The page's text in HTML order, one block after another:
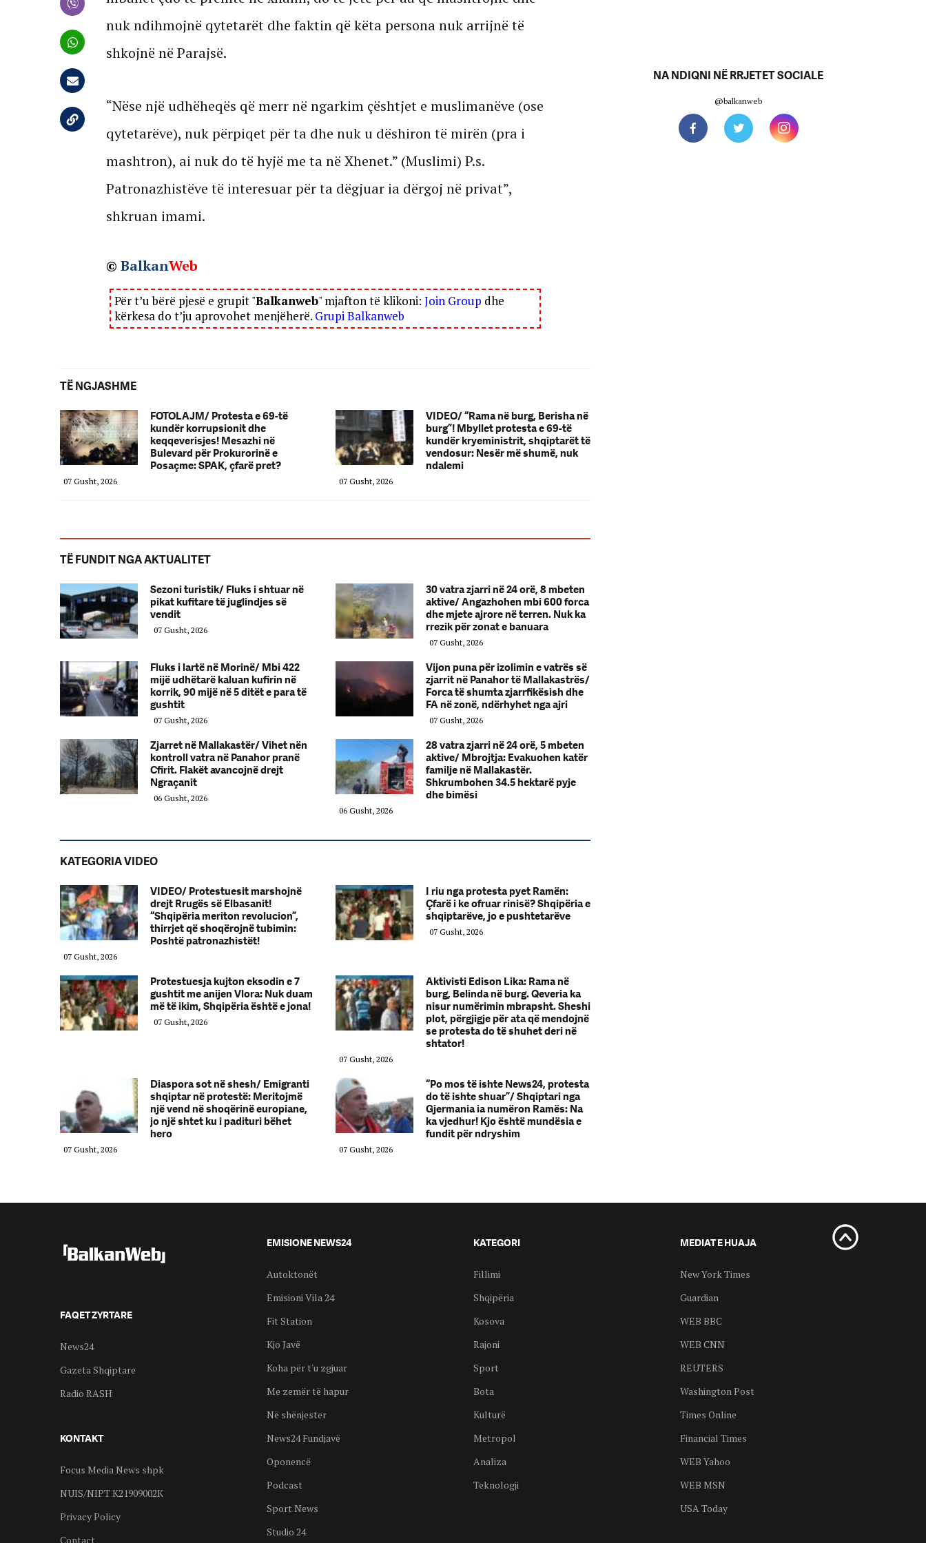
nuk ndihmojnë qytetarët dhe faktin që këta persona nuk arrijnë të
shkojnë në Parajsë.
“Nëse një udhëheqës që merr në ngarkim çështjet e muslimanëve (ose
qytetarëve), nuk përpiqet për ta dhe nuk u dëshiron të mirën (pra i
mashtron), ai nuk do të hyjë me ta në Xhenet.” (Muslimi) P.s.
Patronazhistëve të interesuar për ta dëgjuar ia dërgoj në privat”,
shkruan imami.
© BalkanWeb
Për t’u bërë pjesë e grupit "Balkanweb" mjafton të klikoni: Join Group dhe
kërkesa do t’ju aprovohet menjëherë. Grupi Balkanweb
TË NGJASHME
FOTOLAJM/ Protesta e 69-të
kundër korrupsionit dhe
keqqeverisjes! Mesazhi në
Bulevard për Prokurorinë e
Posaçme: SPAK, çfarë pret?
07 Gusht, 2026
VIDEO/ “Rama në burg, Berisha në
burg”! Mbyllet protesta e 69-të
kundër kryeministrit, shqiptarët të
vendosur: Nesër më shumë, nuk
ndalemi
07 Gusht, 2026
TË FUNDIT NGA AKTUALITET
Sezoni turistik/ Fluks i shtuar në
pikat kufitare të juglindjes së
vendit
07 Gusht, 2026
30 vatra zjarri në 24 orë, 8 mbeten
aktive/ Angazhohen mbi 600 forca
dhe mjete ajrore në terren. Nuk ka
rrezik për zonat e banuara
07 Gusht, 2026
Fluks i lartë në Morinë/ Mbi 422
mijë udhëtarë kaluan kufirin në
korrik, 90 mijë në 5 ditët e para të
gushtit
07 Gusht, 2026
Vijon puna për izolimin e vatrës së
zjarrit në Panahor të Mallakastrës/
Forca të shumta zjarrfikësish dhe
FA në zonë, ndërhyhet nga ajri
07 Gusht, 2026
Zjarret në Mallakastër/ Vihet nën
kontroll vatra në Panahor pranë
Cfirit. Flakët avancojnë drejt
Ngraçanit
06 Gusht, 2026
28 vatra zjarri në 24 orë, 5 mbeten
aktive/ Mbrojtja: Evakuohen katër
familje në Mallakastër.
Shkrumbohen 34.5 hektarë pyje
dhe bimësi
06 Gusht, 2026
KATEGORIA VIDEO
VIDEO/ Protestuesit marshojnë
drejt Rrugës së Elbasanit!
“Shqipëria meriton revolucion”,
thirrjet që shoqërojnë tubimin:
Poshtë patronazhistët!
07 Gusht, 2026
I riu nga protesta pyet Ramën:
Çfarë i ke ofruar rinisë? Shqipëria e
shqiptarëve, jo e pushtetarëve
07 Gusht, 2026
Protestuesja kujton eksodin e 7
gushtit me anijen Vlora: Nuk duam
më të ikim, Shqipëria është e jona!
07 Gusht, 2026
Aktivisti Edison Lika: Rama në
burg, Belinda në burg. Qeveria ka
nisur numërimin mbrapsht. Sheshi
plot, përgjigje për ata që mendojnë
se protesta do të shuhet deri në
shtator!
07 Gusht, 2026
Diaspora sot në shesh/ Emigranti
shqiptar në protestë: Meritojmë
një vend në shoqërinë europiane,
jo një shtet ku i padituri bëhet
hero
07 Gusht, 2026
“Po mos të ishte News24, protesta
do të ishte shuar”/ Shqiptari nga
Gjermania ia numëron Ramës: Na
ka vjedhur! Kjo është mundësia e
fundit për ndryshim
07 Gusht, 2026
NA NDIQNI NË RRJETET SOCIALE
@balkanweb
FAQET ZYRTARE
News24
Gazeta Shqiptare
Radio RASH
KONTAKT
Focus Media News shpk
NUIS/NIPT K21909002K
Privacy Policy
Contact
EMISIONE NEWS24
Autoktonët
Emisioni Vila 24
Fit Station
Kjo Javë
Koha për t'u zgjuar
Me zemër të hapur
Në shënjester
News24 Fundjavë
Oponencë
Podcast
Sport News
Studio 24
KATEGORI
Fillimi
Shqipëria
Kosova
Rajoni
Sport
Bota
Kulturë
Metropol
Analiza
Teknologji
MEDIAT E HUAJA
New York Times
Guardian
WEB BBC
WEB CNN
REUTERS
Washington Post
Times Online
Financial Times
WEB Yahoo
WEB MSN
USA Today